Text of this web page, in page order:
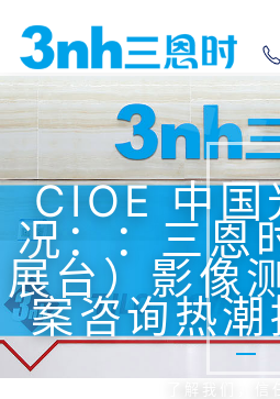
CIOE 中国
况：：三恩
展台）影像
案咨询热
了解我们，信